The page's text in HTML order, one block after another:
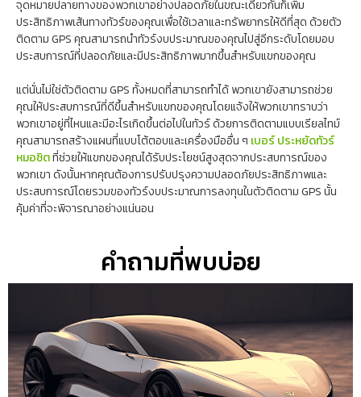
จุดหมายปลายทางของพวกเขาอย่างปลอดภัยในขณะเดียวกันก็เพิ่ม
ประสิทธิภาพเส้นทางทัวร์ของคุณเพื่อใช้เวลาและทรัพยากรให้ดีที่สุด ด้วยตัว
ติดตาม GPS คุณสามารถนำทัวร์งบประมาณของคุณไปสู่อีกระดับโดยมอบ
ประสบการณ์ที่ปลอดภัยและมีประสิทธิภาพมากขึ้นสำหรับแขกของคุณ
แต่นั่นไม่ใช่ตัวติดตาม GPS ทั้งหมดที่สามารถทำได้ พวกเขายังสามารถช่วย
คุณให้ประสบการณ์ที่ดีขึ้นสำหรับแขกของคุณโดยแจ้งให้พวกเขาทราบว่า
พวกเขาอยู่ที่ไหนและมีอะไรเกิดขึ้นต่อไปในทัวร์ ด้วยการติดตามแบบเรียลไทม์
คุณสามารถสร้างแผนที่แบบโต้ตอบและเครื่องมืออื่น ๆ เบอร์ ประหยัดทัวร์
หมอชิตที่ช่วยให้แขกของคุณได้รับประโยชน์สูงสุดจากประสบการณ์ของ
พวกเขา ดังนั้นหากคุณต้องการปรับปรุงความปลอดภัยประสิทธิภาพและ
ประสบการณ์โดยรวมของทัวร์งบประมาณการลงทุนในตัวติดตาม GPS นั้น
คุ้มค่าที่จะพิจารณาอย่างแน่นอน
คำถามที่พบบ่อย